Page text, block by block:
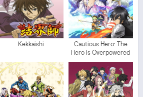
Kekkaishi
Cautious Hero: The
Hero Is Overpowered
but Overly Cautious